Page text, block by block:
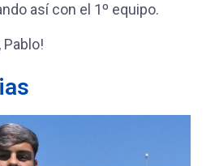
así con el 1º equipo.
Pablo!